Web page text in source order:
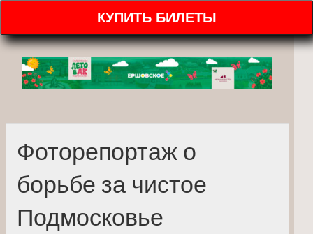
КУПИТЬ БИЛЕТЫ
Фоторепортаж о
борьбе за чистое
Подмосковье